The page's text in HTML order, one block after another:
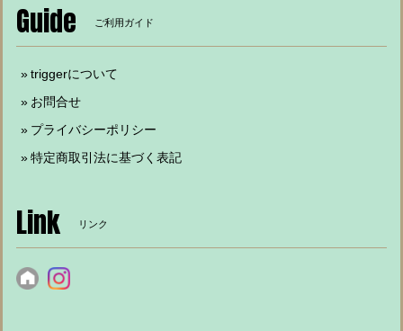
Guide ご利用ガイド
triggerについて
お問合せ
プライバシーポリシー
特定商取引法に基づく表記
Link リンク